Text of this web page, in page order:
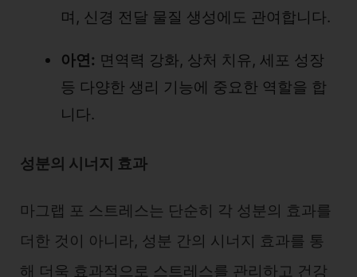
며, 신경 전달 물질 생성에도 관여합니다.
아연: 면역력 강화, 상처 치유, 세포 성장
등 다양한 생리 기능에 중요한 역할을 합
니다.
성분의 시너지 효과
마그랩 포 스트레스는 단순히 각 성분의 효과를
더한 것이 아니라, 성분 간의 시너지 효과를 통
해 더욱 효과적으로 스트레스를 관리하고 건강